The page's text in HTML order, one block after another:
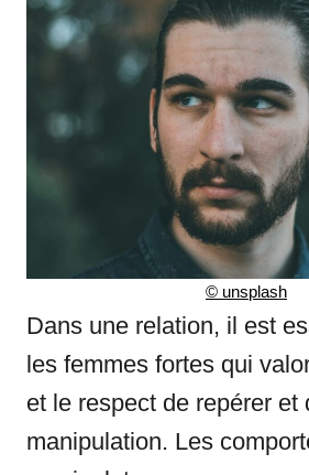
© unsplash
Dans une relation, il est
les femmes fortes qui
et le respect de repérer et
manipulation. Les